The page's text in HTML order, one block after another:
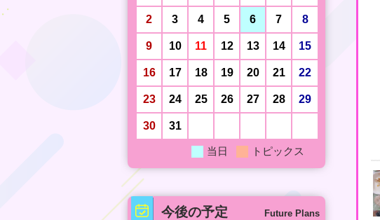
2 3 4 5 6 7 8
9 10 11 12 13 14 15
16 17 18 19 20 21 22
23 24 25 26 27 28 29
30 31
当日 トピックス
今後の予定 Future Plans